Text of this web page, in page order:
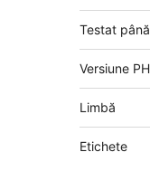
Testat
Versiune
Limbă
Etichete